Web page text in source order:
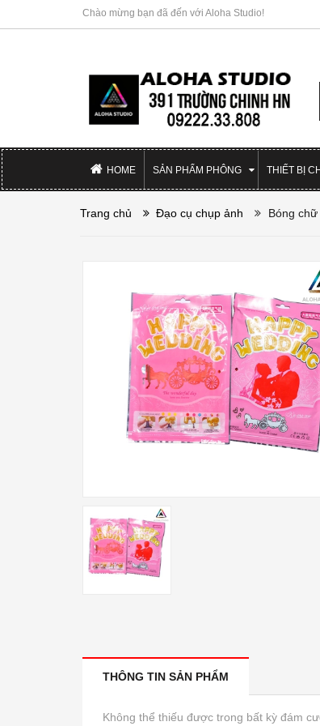
Chào mừng bạn đã đến với Aloha Studio!
HOME SẢN PHẨM PHÔNG THIẾT BỊ
Trang chủ Đạo cụ chụp ảnh Bóng chữ
THÔNG TIN SẢN PHẨM
Không thể thiếu được trong bất kỳ đám